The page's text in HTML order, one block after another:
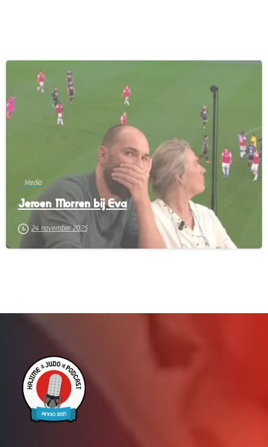
Media
Jeroen Morren bij Eva
24 november 2025